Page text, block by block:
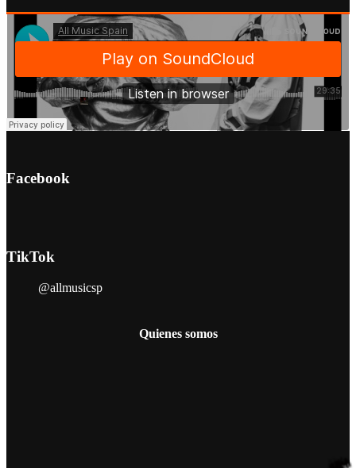
Facebook
TikTok
@allmusicsp
Quienes somos